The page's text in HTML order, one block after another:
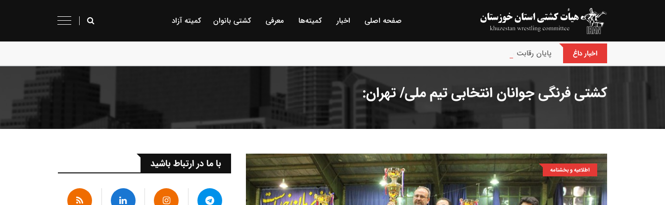
صفحه اصلی اخبار كمیته‌ها معرفی كشتی بانوان کمیته آزاد
اخبار داغ پایان رقابت های بین‌المللی جام حسن گمیجی و غضنفر بیلگه / ترکیه :
کشتی فرنگی جوانان انتخابی تیم ملی/ تهران:
اطلاعیه و بخشنامه با ما در ارتباط باشید